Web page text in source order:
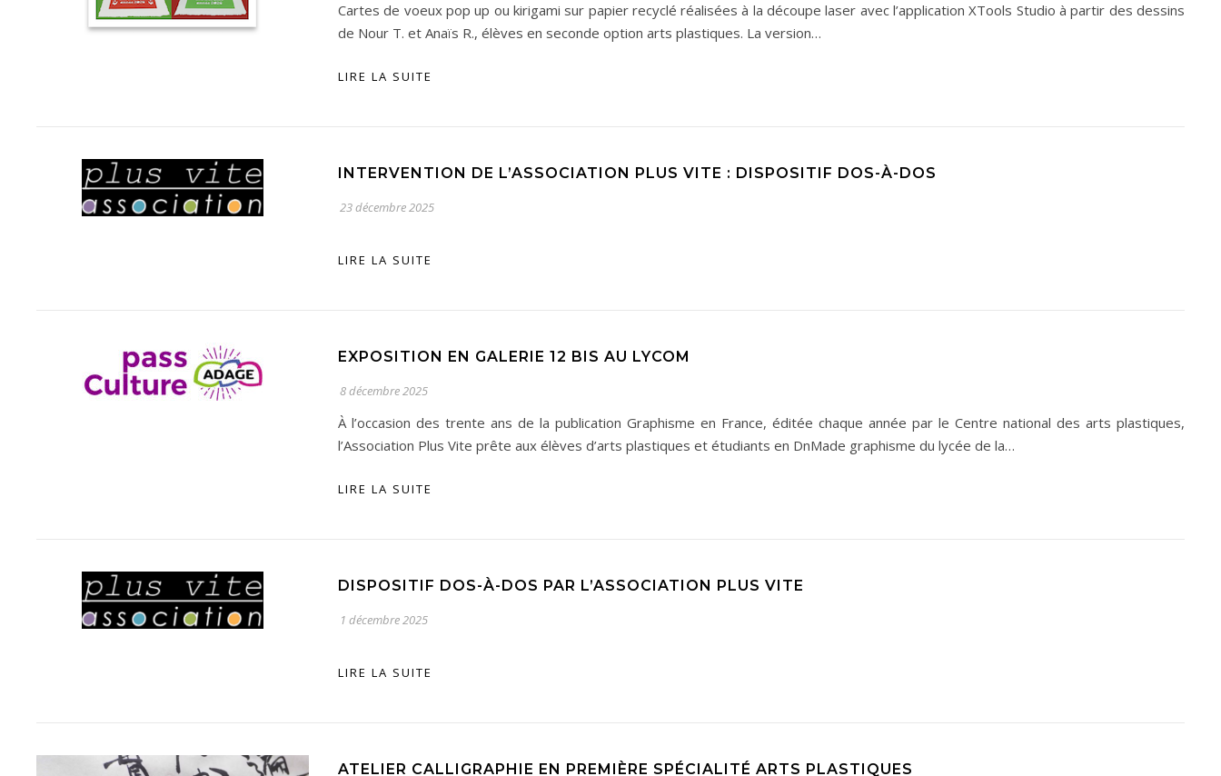
Cartes de voeux pop up ou kirigami sur papier recyclé réalisées à la découpe laser avec l’application XTools Studio à partir des dessins
de Nour T. et Anaïs R., élèves en seconde option arts plastiques. La version…
LIRE LA SUITE
INTERVENTION DE L’ASSOCIATION PLUS VITE : DISPOSITIF DOS-À-DOS
23 décembre 2025
LIRE LA SUITE
EXPOSITION EN GALERIE 12 BIS AU LYCOM
8 décembre 2025
À l’occasion des trente ans de la publication Graphisme en France, éditée chaque année par le Centre national des arts plastiques,
l’Association Plus Vite prête aux élèves d’arts plastiques et étudiants en DnMade graphisme du lycée de la…
LIRE LA SUITE
DISPOSITIF DOS-À-DOS PAR L’ASSOCIATION PLUS VITE
1 décembre 2025
LIRE LA SUITE
ATELIER CALLIGRAPHIE EN PREMIÈRE SPÉCIALITÉ ARTS PLASTIQUES